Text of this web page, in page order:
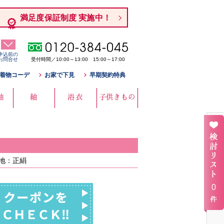
満足度保証制度 実施中！
込前の
問合せ
受付時間／10:00～13:00 15:00～17:00
物コーデ お家で下見 早期契約特典
紬 浴衣 子供きもの
：正絹
0